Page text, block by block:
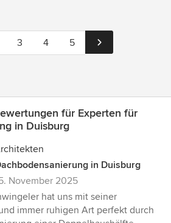
3 4 5
für Experten für
in Duisburg
in Duisburg
November 2025
hat uns mit seiner
immer ruhigen Art perfekt durch